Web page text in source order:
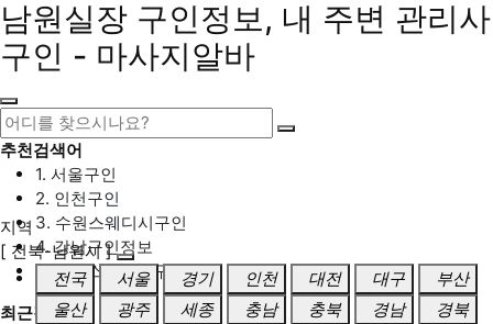
남원실장 구인정보, 내 주변 관리사
구인 - 마사지알바
추천검색어
1. 서울구인
2. 인천구인
3. 수원스웨디시구인
4. 강남구인정보
5. 동탄스웨디시구인
최근검색어
지역
[ 전북-남원시 ]
전국
서울 경기 인천 대전 대구
부산
울산
광주 세종 충남 충북 경남
경북